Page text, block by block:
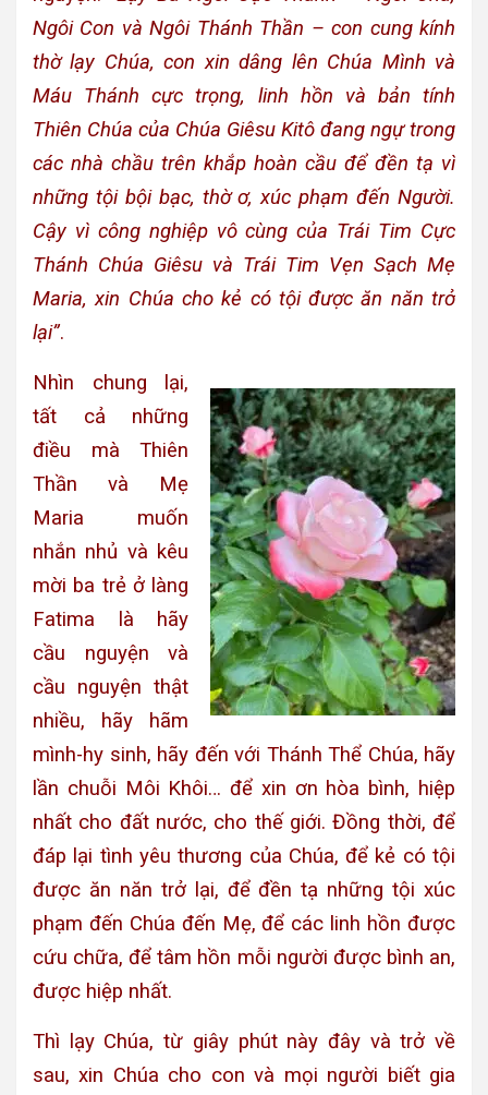
Ngôi Con và Ngôi Thánh Thần – con cung kính
thờ lạy Chúa, con xin dâng lên Chúa Mình và
Máu Thánh cực trọng, linh hồn và bản tính
Thiên Chúa của Chúa Giêsu Kitô đang ngự trong
các nhà chầu trên khắp hoàn cầu để đền tạ vì
những tội bội bạc, thờ ơ, xúc phạm đến Người.
Cậy vì công nghiệp vô cùng của Trái Tim Cực
Thánh Chúa Giêsu và Trái Tim Vẹn Sạch Mẹ
Maria, xin Chúa cho kẻ có tội được ăn năn trở
lại”.
Nhìn chung lại,
tất cả những
điều mà Thiên
Thần và Mẹ
Maria muốn
nhắn nhủ và kêu
mời ba trẻ ở làng
Fatima là hãy
cầu nguyện và
cầu nguyện thật
nhiều, hãy hãm
mình-hy sinh, hãy đến với Thánh Thể Chúa, hãy
lần chuỗi Môi Khôi… để xin ơn hòa bình, hiệp
nhất cho đất nước, cho thế giới. Đồng thời, để
đáp lại tình yêu thương của Chúa, để kẻ có tội
được ăn năn trở lại, để đền tạ những tội xúc
phạm đến Chúa đến Mẹ, để các linh hồn được
cứu chữa, để tâm hồn mỗi người được bình an,
được hiệp nhất.
Thì lạy Chúa, từ giây phút này đây và trở về
sau, xin Chúa cho con và mọi người biết gia